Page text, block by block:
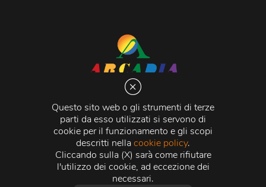
Questo sito web o gli strumenti di terze
parti da esso utilizzati si servono di
cookie per il funzionamento e gli scopi
descritti nellacookie policy.
Cliccando sulla (X) sarà come rifiutare
l'utilizzo dei cookie, ad eccezione dei
necessari.
Via Martiri della Libertà 20066 Melzo (MI)
C.C.I.A.A. - R.E.A di Milano n. 1427910
Registro delle Imprese di Milano n. 338392 -
Fiscale e Partita Iva11015840157 | Capitale Sociale
500.000,00 i.v.
Credits:Crea Informatica S.r.l. 2026 © Tutti i diritti
riservati.